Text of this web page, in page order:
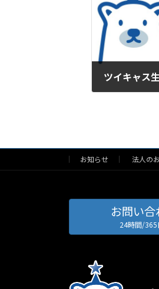
ツイキャス
お知らせ 法人の
お問い
24時間/365